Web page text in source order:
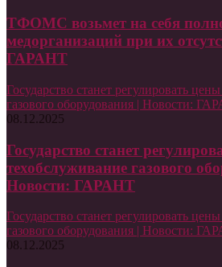
ТФОМС возьмет на себя
медорганизаций при их
ГАРАНТ
Государство станет регулировать
газового оборудования | Новости:
08.12.2025
Государство станет
техобслуживание газового
Новости: ГАРАНТ
Государство станет регулировать
газового оборудования | Новости:
08.12.2025